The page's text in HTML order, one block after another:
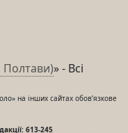
» - Всі
на інших сайтах обов’язкове
613-245